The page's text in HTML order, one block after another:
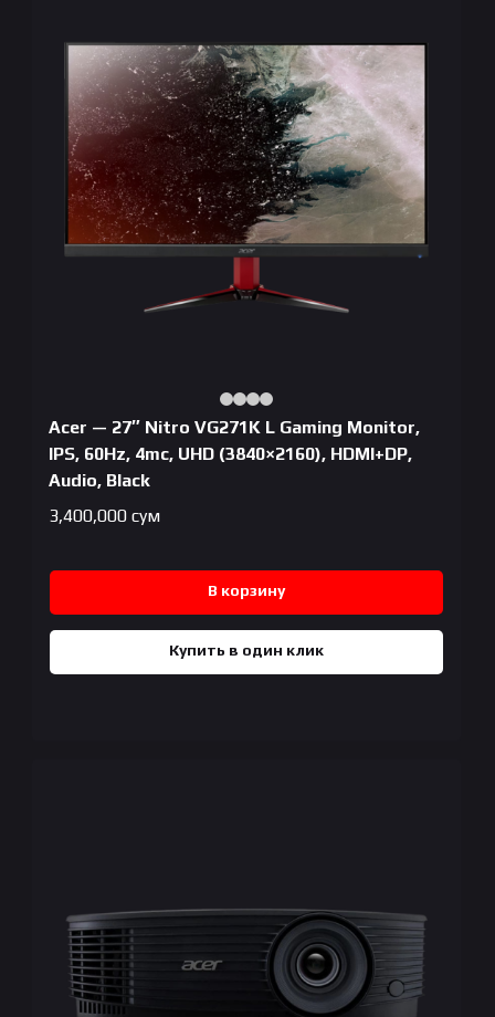
Acer — 27″ Nitro VG271K L Gaming Monitor,
IPS, 60Hz, 4mc, UHD (3840×2160), HDMI+DP,
Audio, Black
3,400,000 сум
В корзину
Купить в один клик